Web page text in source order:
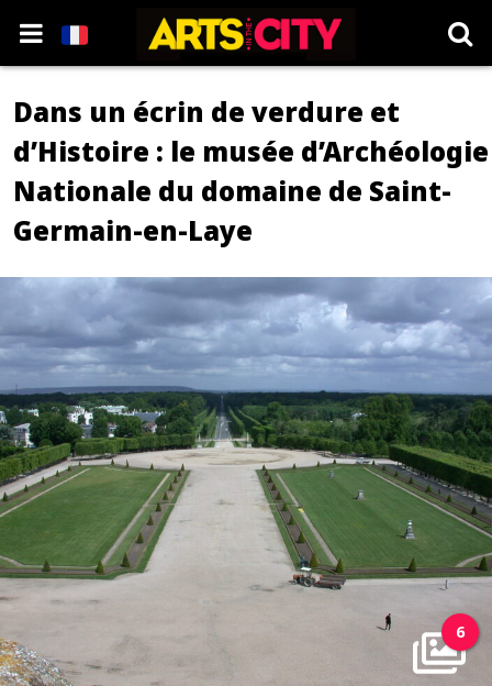
Dans un écrin de verdure et
d’Histoire : le musée d’Archéologie
Nationale du domaine de Saint-
Germain-en-Laye
6